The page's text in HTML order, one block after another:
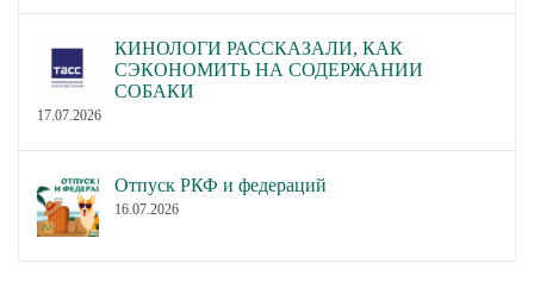
КИНОЛОГИ РАССКАЗАЛИ, КАК
СЭКОНОМИТЬ НА СОДЕРЖАНИИ
СОБАКИ
17.07.2026
Отпуск РКФ и федераций
16.07.2026